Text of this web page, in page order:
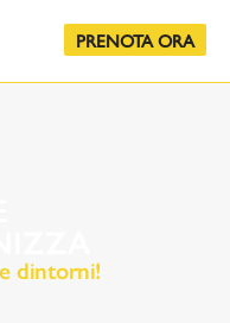
PRENOTA ORA
dintorni!